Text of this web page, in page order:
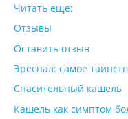
Читать еще:
Отзывы
Оставить отзыв
Эреспал: самое
Спасительный кашель
Кашель как симптом